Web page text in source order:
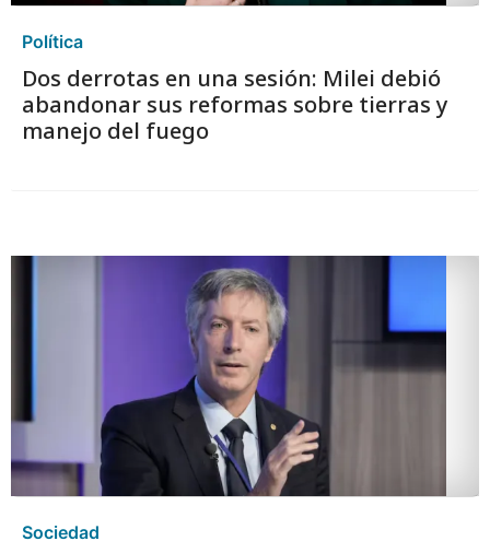
Política
Dos derrotas en una sesión: Milei debió
abandonar sus reformas sobre tierras y
manejo del fuego
Sociedad